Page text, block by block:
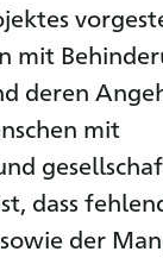
mit
deren
mit
dass
der